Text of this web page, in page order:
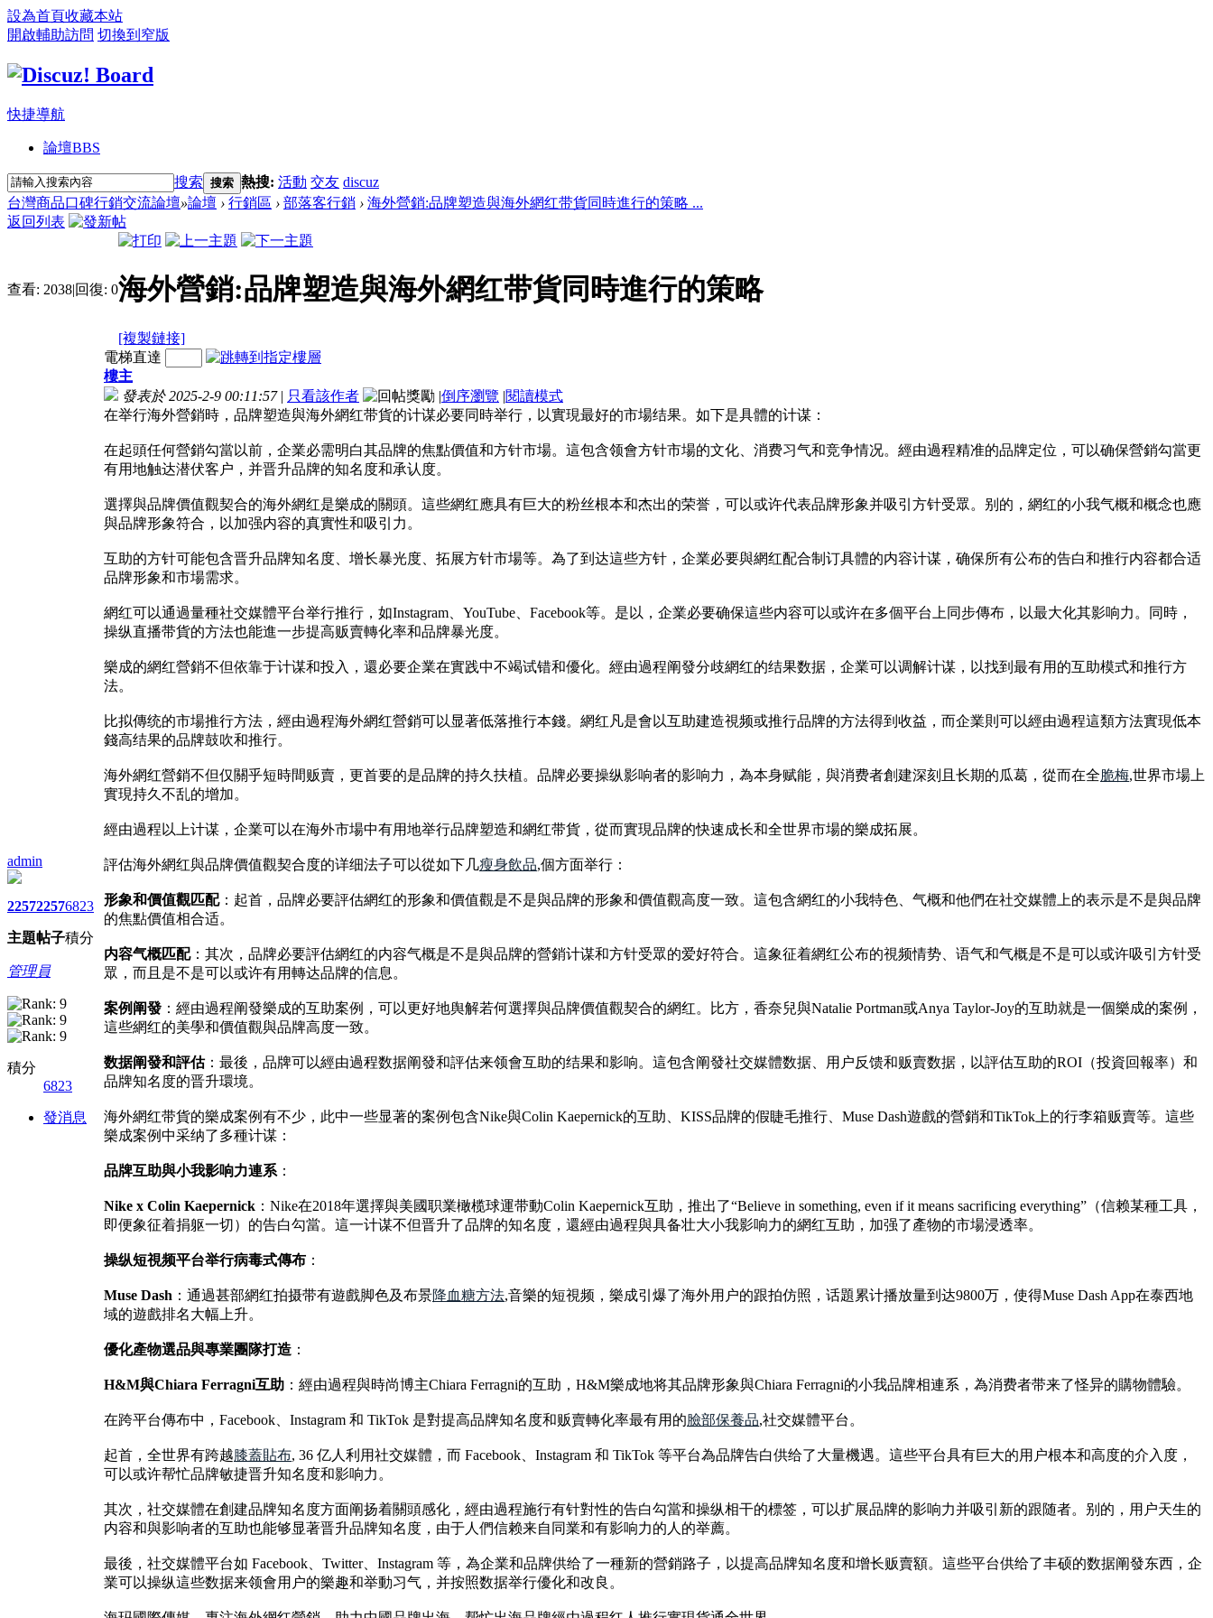
設為首頁收藏本站
開啟輔助訪問 切換到窄版
快捷導航
論壇BBS
搜索 搜索 熱搜: 活動 交友 discuz
台灣商品口碑行銷交流論壇»論壇 › 行銷區 › 部落客行銷 › 海外營銷:品牌塑造與海外網红带貨同時進行的策略 ...
返回列表
查看: 2038|回復: 0海外營銷:品牌塑造與海外網红带貨同時進行的策略
[複製鏈接]
admin
2257
主題
2257
帖子
6823
積分
管理員
積分
6823
發消息
電梯直達
樓主
發表於 2025-2-9 00:11:57 | 只看該作者 |倒序瀏覽 |閱讀模式
在举行海外營銷時，品牌塑造與海外網红带貨的计谋必要同時举行，以實現最好的市場结果。如下是具體的计谋：
在起頭任何營銷勾當以前，企業必需明白其品牌的焦點價值和方针市場。這包含领會方针市場的文化、消费习气和竞争情况。經由過程精准的品牌定位，可以确保營銷勾當更
有用地触达潜伏客户，并晋升品牌的知名度和承认度。
選擇與品牌價值觀契合的海外網红是樂成的關頭。這些網红應具有巨大的粉丝根本和杰出的荣誉，可以或许代表品牌形象并吸引方针受眾。别的，網红的小我气概和概念也應
與品牌形象符合，以加强内容的真實性和吸引力。
互助的方针可能包含晋升品牌知名度、增长暴光度、拓展方针市場等。為了到达這些方针，企業必要與網红配合制订具體的内容计谋，确保所有公布的告白和推行内容都合适
品牌形象和市場需求。
網红可以通過量種社交媒體平台举行推行，如Instagram、YouTube、Facebook等。是以，企業必要确保這些内容可以或许在多個平台上同步傳布，以最大化其影响力。同時，
操纵直播带貨的方法也能進一步提高贩賣轉化率和品牌暴光度。
樂成的網红營銷不但依靠于计谋和投入，還必要企業在實践中不竭试错和優化。經由過程阐發分歧網红的结果数据，企業可以调解计谋，以找到最有用的互助模式和推行方
法。
比拟傳统的市場推行方法，經由過程海外網红營銷可以显著低落推行本錢。網红凡是會以互助建造視频或推行品牌的方法得到收益，而企業則可以經由過程這類方法實現低本
錢高结果的品牌鼓吹和推行。
海外網红營銷不但仅關乎短時間贩賣，更首要的是品牌的持久扶植。品牌必要操纵影响者的影响力，為本身赋能，與消费者創建深刻且长期的瓜葛，從而在全脆梅,世界市場上
實現持久不乱的增加。
經由過程以上计谋，企業可以在海外市場中有用地举行品牌塑造和網红带貨，從而實現品牌的快速成长和全世界市場的樂成拓展。
評估海外網红與品牌價值觀契合度的详细法子可以從如下几瘦身飲品,個方面举行：
形象和價值觀匹配：起首，品牌必要評估網红的形象和價值觀是不是與品牌的形象和價值觀高度一致。這包含網红的小我特色、气概和他們在社交媒體上的表示是不是與品牌
的焦點價值相合适。
内容气概匹配：其次，品牌必要評估網红的内容气概是不是與品牌的營銷计谋和方针受眾的爱好符合。這象征着網红公布的視频情势、语气和气概是不是可以或许吸引方针受
眾，而且是不是可以或许有用轉达品牌的信息。
案例阐發 ：經由過程阐發樂成的互助案例，可以更好地舆解若何選擇與品牌價值觀契合的網红。比方，香奈兒與Natalie Portman或Anya Taylor-Joy的互助就是一個樂成的案例，
這些網红的美學和價值觀與品牌高度一致。
数据阐發和評估：最後，品牌可以經由過程数据阐發和評估来领會互助的结果和影响。這包含阐發社交媒體数据、用户反馈和贩賣数据，以評估互助的ROI（投資回報率）和
品牌知名度的晋升環境。
海外網红带貨的樂成案例有不少，此中一些显著的案例包含Nike與Colin Kaepernick的互助、KISS品牌的假睫毛推行、Muse Dash遊戲的營銷和TikTok上的行李箱贩賣等。這些
樂成案例中采纳了多種计谋：
品牌互助與小我影响力連系 ：
Nike x Colin Kaepernick ：Nike在2018年選擇與美國职業橄榄球運带動Colin Kaepernick互助，推出了“Believe in something, even if it means sacrificing everything”（信赖某種工具，
即便象征着捐躯一切）的告白勾當。這一计谋不但晋升了品牌的知名度，還經由過程與具备壮大小我影响力的網红互助，加强了產物的市場浸透率。
操纵短視频平台举行病毒式傳布 ：
Muse Dash ：通過甚部網红拍摄带有遊戲脚色及布景降血糖方法,音樂的短視频，樂成引爆了海外用户的跟拍仿照，话題累计播放量到达9800万，使得Muse Dash App在泰西地
域的遊戲排名大幅上升。
優化產物選品與專業團隊打造 ：
H&M與Chiara Ferragni互助 ：經由過程與時尚博主Chiara Ferragni的互助，H&M樂成地将其品牌形象與Chiara Ferragni的小我品牌相連系，為消费者带来了怪异的購物體驗。
在跨平台傳布中，Facebook、Instagram 和 TikTok 是對提高品牌知名度和贩賣轉化率最有用的臉部保養品,社交媒體平台。
起首，全世界有跨越膝蓋貼布, 36 亿人利用社交媒體，而 Facebook、Instagram 和 TikTok 等平台為品牌告白供给了大量機遇。這些平台具有巨大的用户根本和高度的介入度，
可以或许帮忙品牌敏捷晋升知名度和影响力。
其次，社交媒體在創建品牌知名度方面阐扬着關頭感化，經由過程施行有针對性的告白勾當和操纵相干的標签，可以扩展品牌的影响力并吸引新的跟随者。别的，用户天生的
内容和與影响者的互助也能够显著晋升品牌知名度，由于人們信赖来自同業和有影响力的人的举薦。
最後，社交媒體平台如 Facebook、Twitter、Instagram 等，為企業和品牌供给了一種新的營銷路子，以提高品牌知名度和增长贩賣額。這些平台供给了丰硕的数据阐發东西，企
業可以操纵這些数据来领會用户的樂趣和举動习气，并按照数据举行優化和改良。